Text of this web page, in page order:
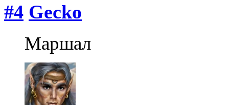
#4 Gecko
Маршал